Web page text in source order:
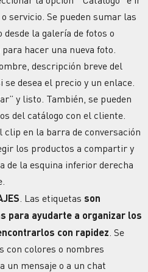
servicio. Se pueden sumar las
la galería de fotos o
hacer una nueva foto.
descripción breve del
desea el precio y un enlace.
y listo. También, se pueden
del catálogo con el cliente.
clip en la barra de conversación
los productos a compartir y
de la esquina inferior derecha
. Las etiquetas son
para ayudarte a organizar los
con rapidez . Se
con colores o nombres
un mensaje o a un chat